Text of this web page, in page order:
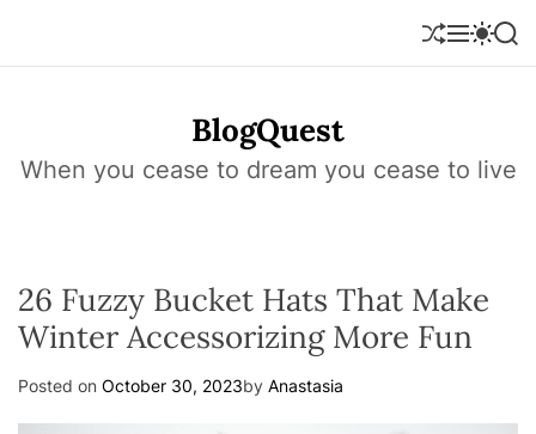
i
S
h
e
M
e
S
w
o
d
S
e
BlogQuest
When you cease to dream you cease to live
26 Fuzzy Bucket Hats That Make
Winter Accessorizing More Fun
Posted on October 30, 2023by Anastasia